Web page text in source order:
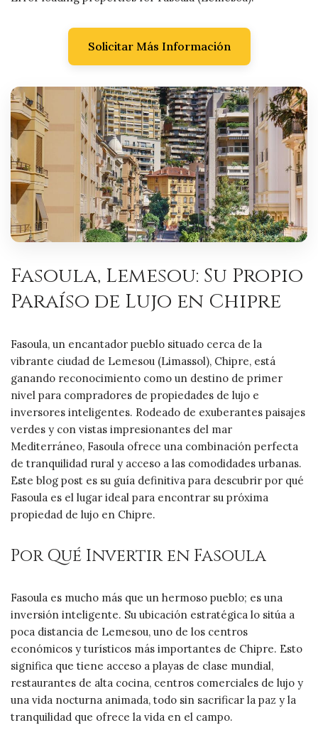
Solicitar Más Información
Fasoula, Lemesou: Su Propio
Paraíso de Lujo en Chipre
Fasoula, un encantador pueblo situado cerca de la
vibrante ciudad de Lemesou (Limassol), Chipre, está
ganando reconocimiento como un destino de primer
nivel para compradores de propiedades de lujo e
inversores inteligentes. Rodeado de exuberantes paisajes
verdes y con vistas impresionantes del mar
Mediterráneo, Fasoula ofrece una combinación perfecta
de tranquilidad rural y acceso a las comodidades urbanas.
Este blog post es su guía definitiva para descubrir por qué
Fasoula es el lugar ideal para encontrar su próxima
propiedad de lujo en Chipre.
Por Qué Invertir en Fasoula
Fasoula es mucho más que un hermoso pueblo; es una
inversión inteligente. Su ubicación estratégica lo sitúa a
poca distancia de Lemesou, uno de los centros
económicos y turísticos más importantes de Chipre. Esto
significa que tiene acceso a playas de clase mundial,
restaurantes de alta cocina, centros comerciales de lujo y
una vida nocturna animada, todo sin sacrificar la paz y la
tranquilidad que ofrece la vida en el campo.